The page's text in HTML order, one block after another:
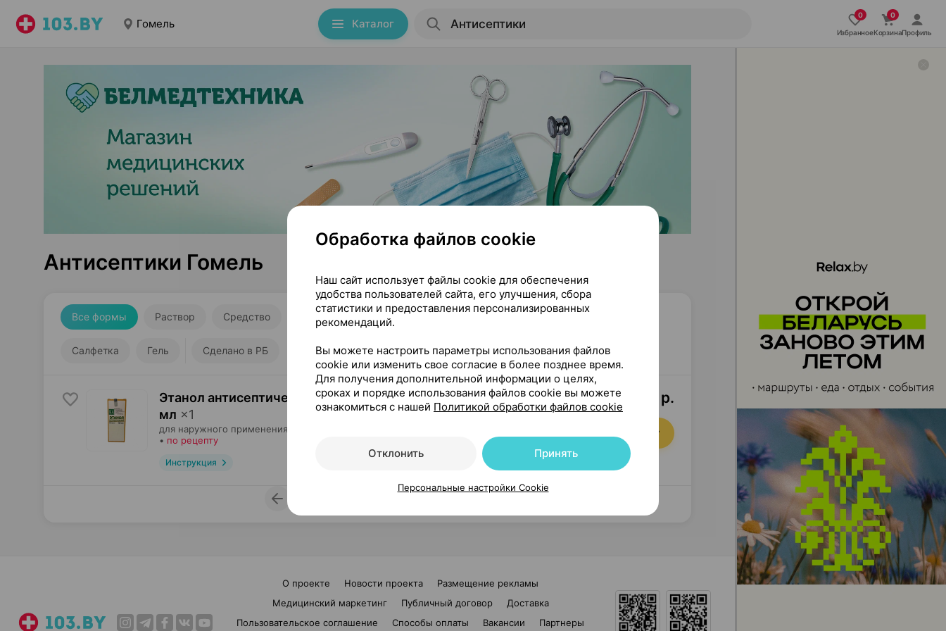
Гомель Каталог
ИзбранноеКорзинаПрофиль
Антисептики Гомель
Все формы Раствор Средство Спрей Линимент Порошок Настойка
Салфетка Гель Сделано в РБ
Этанол антисептический, раствор,70% 100
мл ×1
для наружного применения,
• по рецепту
Инструкция
1,70 р.
В корзину
О проекте Новости проекта
Размещение рекламы
Медицинский маркетинг
Публичный договор
Доставка
Пользовательское соглашение
Способы оплаты Вакансии Партнеры
Обработка файлов cookie
Наш сайт использует файлы cookie для обеспечения
удобства пользователей сайта, его улучшения, сбора
статистики и предоставления персонализированных
рекомендаций.
Вы можете настроить параметры использования файлов
cookie или изменить свое согласие в более позднее время.
Для получения дополнительной информации о целях,
сроках и порядке использования файлов cookie вы можете
ознакомиться с нашей Политикой обработки файлов cookie
Отклонить Принять
Персональные настройки Cookie